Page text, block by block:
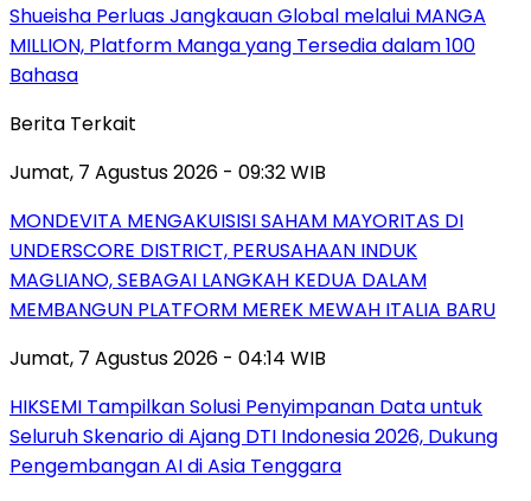
Shueisha Perluas Jangkauan Global melalui MANGA
MILLION, Platform Manga yang Tersedia dalam 100
Bahasa
Berita Terkait
Jumat, 7 Agustus 2026 - 09:32 WIB
MONDEVITA MENGAKUISISI SAHAM MAYORITAS DI
UNDERSCORE DISTRICT, PERUSAHAAN INDUK
MAGLIANO, SEBAGAI LANGKAH KEDUA DALAM
MEMBANGUN PLATFORM MEREK MEWAH ITALIA BARU
Jumat, 7 Agustus 2026 - 04:14 WIB
HIKSEMI Tampilkan Solusi Penyimpanan Data untuk
Seluruh Skenario di Ajang DTI Indonesia 2026, Dukung
Pengembangan AI di Asia Tenggara